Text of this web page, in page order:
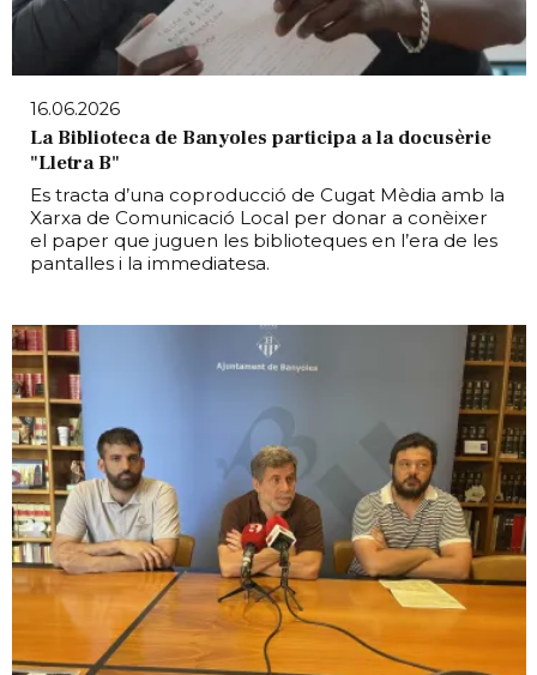
16.06.2026
La Biblioteca de Banyoles participa a la docusèrie
"Lletra B"
Es tracta d’una coproducció de Cugat Mèdia amb la
Xarxa de Comunicació Local per donar a conèixer
el paper que juguen les biblioteques en l’era de les
pantalles i la immediatesa.